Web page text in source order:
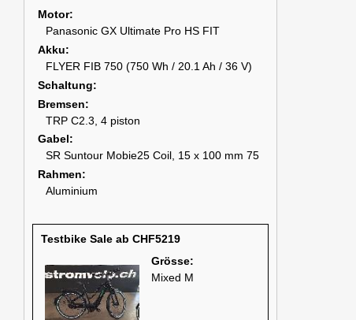
Motor
Panasonic GX Ultimate Pro HS FIT
Akku
FLYER FIB 750 (750 Wh / 20.1 Ah / 36 V)
Schaltung
Bremsen
TRP C2.3, 4 piston
Gabel
SR Suntour Mobie25 Coil, 15 x 100 mm 75
Rahmen
Aluminium
Testbike Sale ab CHF5219
Grösse:
Mixed M